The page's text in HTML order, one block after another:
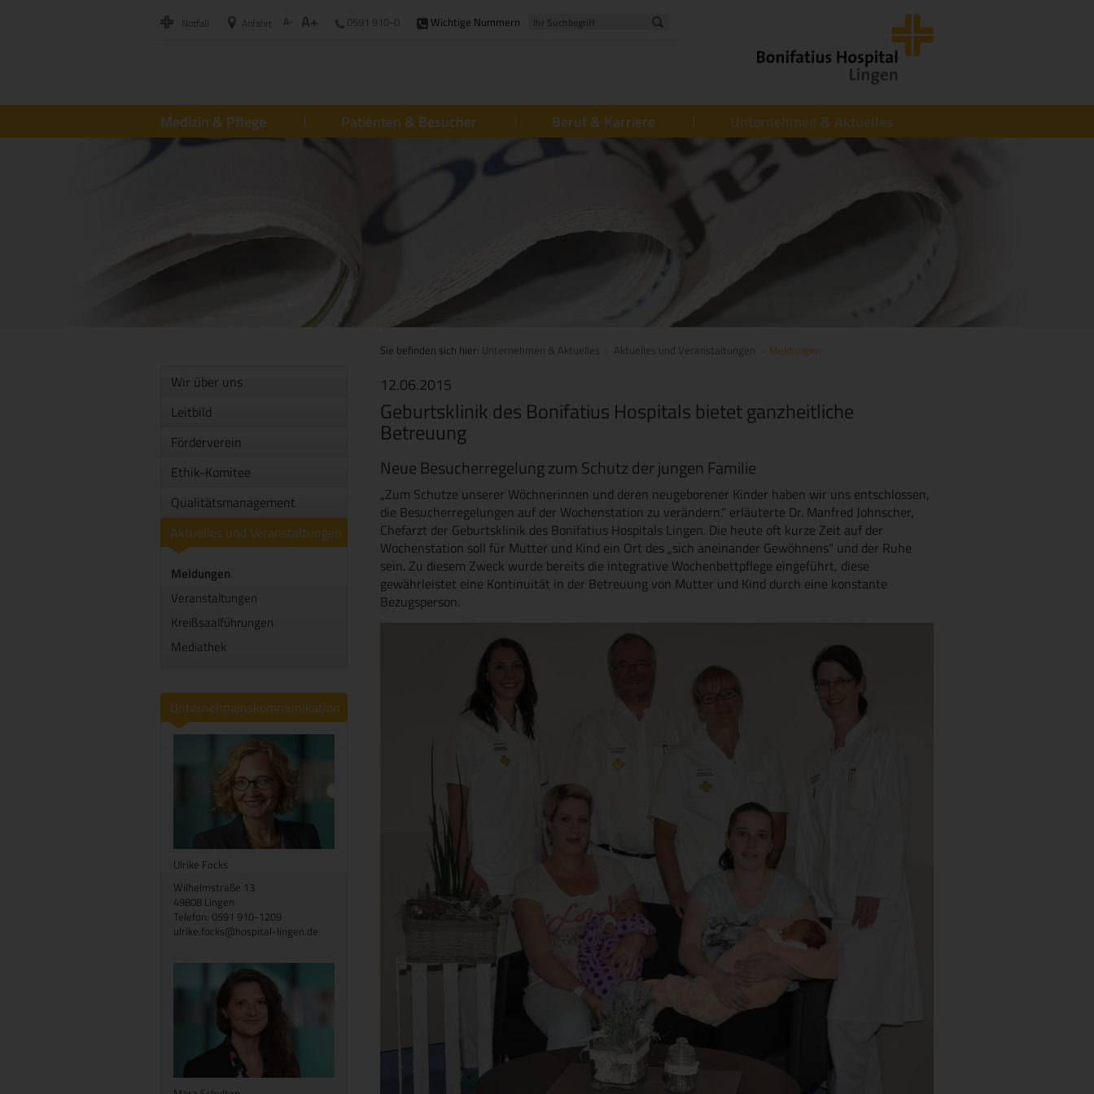
Notfall Anfahrt A- A+ 0591 910-0 Wichtige Nummern
Medizin & Pflege Patienten & Besucher Beruf & Karriere Unternehmen & Aktuelles
Sie befinden sich hier: Unternehmen & Aktuelles Aktuelles und Veranstaltungen Meldungen
Wir über uns
Leitbild
Förderverein
Ethik-Komitee
Qualitätsmanagement
Aktuelles und Veranstaltungen
Meldungen
Veranstaltungen
Kreißsaalführungen
Mediathek
Unternehmenskommunikation
Ulrike Focks
Wilhelmstraße 13
49808 Lingen
Telefon: 0591 910-1209
ulrike.focks@hospital-lingen.de
12.06.2015
Geburtsklinik des Bonifatius Hospitals bietet ganzheitliche
Betreuung
Neue Besucherregelung zum Schutz der jungen Familie
„Zum Schutze unserer Wöchnerinnen und deren neugeborener Kinder haben wir uns entschlossen,
die Besucherregelungen auf der Wochenstation zu verändern.“ erläuterte Dr. Manfred Johnscher,
Chefarzt der Geburtsklinik des Bonifatius Hospitals Lingen. Die heute oft kurze Zeit auf der
Wochenstation soll für Mutter und Kind ein Ort des „sich aneinander Gewöhnens“ und der Ruhe
sein. Zu diesem Zweck wurde bereits die integrative Wochenbettpflege eingeführt, diese
gewährleistet eine Kontinuität in der Betreuung von Mutter und Kind durch eine konstante
Bezugsperson.